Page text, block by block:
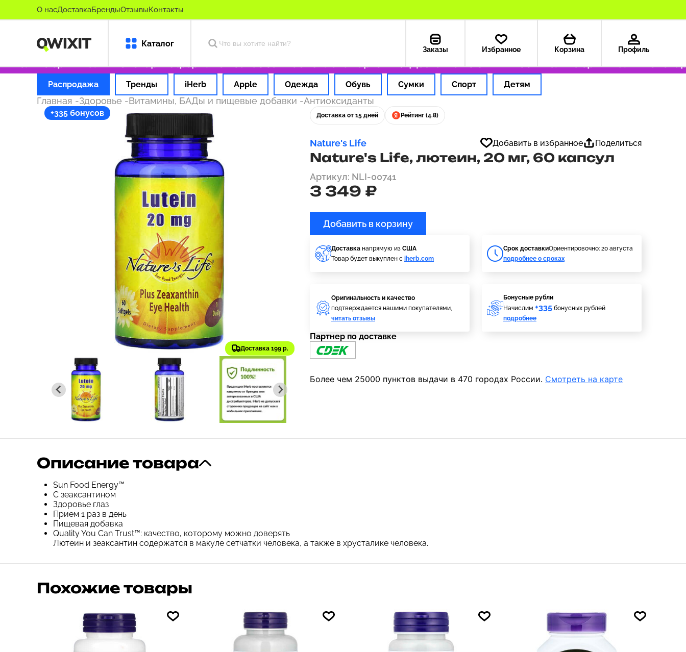
О насДоставкаБрендыОтзывыКонтакты
Каталог
Заказы Избранное Корзина Профиль
оригинальные товары Оформляем заказ за 1 час Оплата картой РФ Доставка из США — 199 ₽ Только оригинальные товары
Распродажа Тренды iHerb Apple Одежда Обувь Сумки Спорт Детям
Главная -Здоровье -Витамины, БАДы и пищевые добавки -Антиоксиданты
+335 бонусов
Доставка 199 р.
Доставка от 15 дней Рейтинг (4.8)
Nature's Life Добавить в избранное Поделиться
Nature's Life, лютеин, 20 мг, 60 капсул
Артикул: NLI-00741
3 349 ₽
Добавить в корзину
Доставка напрямую из США
Товар будет выкуплен с iherb.com
Cрок доставкиОриентировочно: 20 августа
подробнее о сроках
Оригинальность и качество
подтверждается нашими покупателями,
читать отзывы
Бонусные рубли
Начислим +335 бонусных рублей
подробнее
Партнер по доставке
Более чем 25000 пунктов выдачи в 470 городах России. Смотреть на карте
Описание товара
Sun Food Energy™
С зеаксантином
Здоровье глаз
Прием 1 раз в день
Пищевая добавка
Quality You Can Trust™: качество, которому можно доверять
Лютеин и зеаксантин содержатся в макуле сетчатки человека, а также в хрусталике человека.
Похожие товары